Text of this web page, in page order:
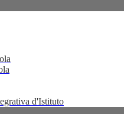
d'Istituto